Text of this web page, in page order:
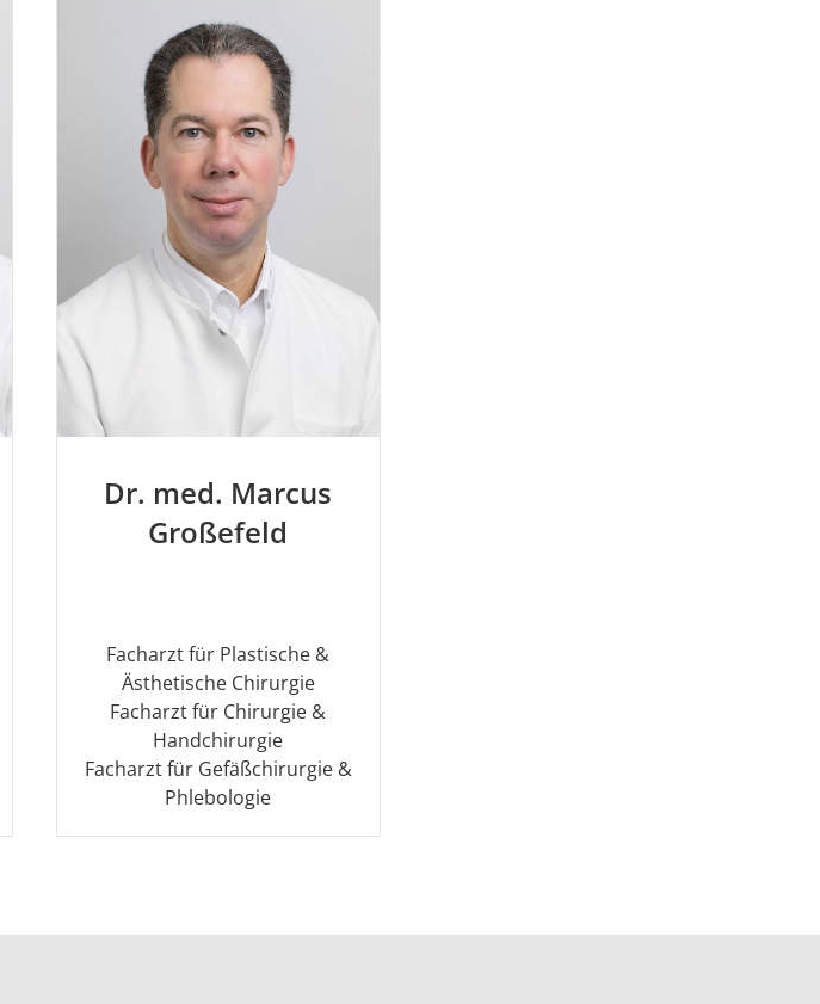
Dr. med. Marcus
Großefeld
Facharzt für Plastische &
Ästhetische Chirurgie
Facharzt für Chirurgie &
Handchirurgie
Facharzt für Gefäßchirurgie &
Phlebologie